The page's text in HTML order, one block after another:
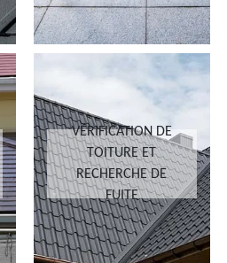
VÉRIFICATION DE
TOITURE ET
RECHERCHE DE
FUITE